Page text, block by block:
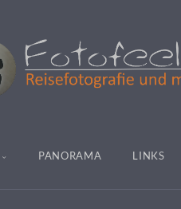
PANORAMA LINKS